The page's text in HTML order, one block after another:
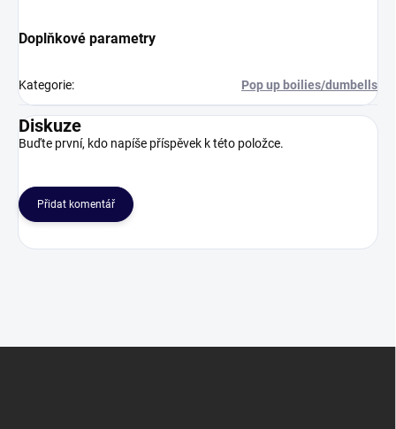
Doplňkové parametry
Kategorie: Pop up boilies/dumbells
Diskuze
Buďte první, kdo napíše příspěvek k této položce.
Přidat komentář